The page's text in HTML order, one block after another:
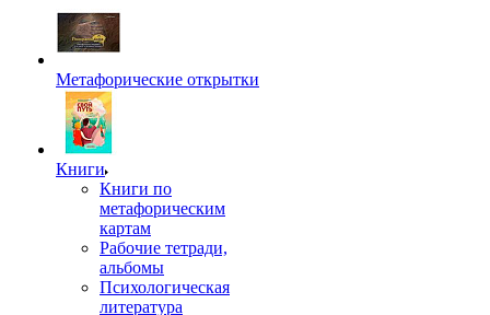
Метафорические открытки
Книги
Книги по
метафорическим
картам
Рабочие тетради,
альбомы
Психологическая
литература